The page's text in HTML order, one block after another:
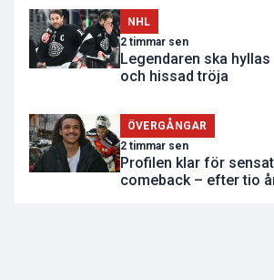
NHL
2 timmar sen
Legendaren ska
och hissad tröja
ÖVERGÅNGAR
2 timmar sen
Profilen klar för
comeback – efter tio